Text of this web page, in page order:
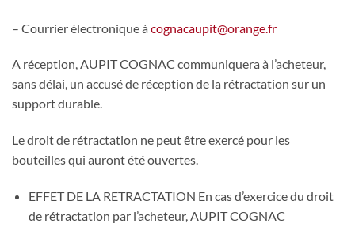
– Courrier électronique à cognacaupit@orange.fr
A réception, AUPIT COGNAC communiquera à l’acheteur,
sans délai, un accusé de réception de la rétractation sur un
support durable.
Le droit de rétractation ne peut être exercé pour les
bouteilles qui auront été ouvertes.
EFFET DE LA RETRACTATION En cas d’exercice du droit
de rétractation par l’acheteur, AUPIT COGNAC